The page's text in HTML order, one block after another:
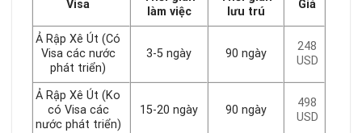
Visa
làm việc
lưu trú
Giá
Ả Rập Xê Út (Có
Visa các nước
phát triển)
3-5 ngày 90 ngày
248
USD
Ả Rập Xê Út (Ko
có Visa các
nước phát triển)
15-20 ngày 90 ngày
498
USD